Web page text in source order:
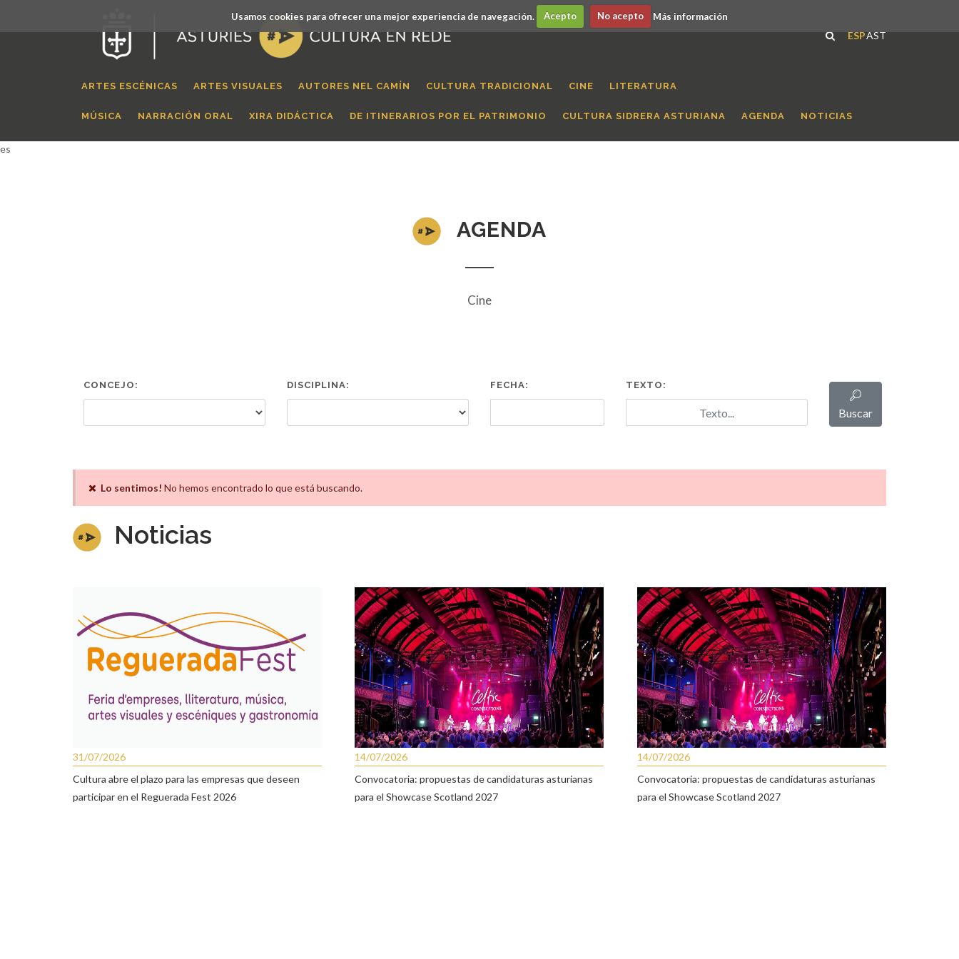
Usamos cookies para ofrecer una mejor experiencia de navegación. Acepto No acepto Más información
ESPAST
ARTES ESCÉNICAS ARTES VISUALES AUTORES NEL CAMÍN CULTURA TRADICIONAL CINE LITERATURA
MÚSICA NARRACIÓN ORAL XIRA DIDÁCTICA DE ITINERARIOS POR EL PATRIMONIO CULTURA SIDRERA ASTURIANA AGENDA NOTICIAS
es
AGENDA
Cine
CONCEJO: DISCIPLINA: FECHA: TEXTO:
Buscar
Lo sentimos! No hemos encontrado lo que está buscando.
Noticias
31/07/2026
Cultura abre el plazo para las empresas que deseen
participar en el Reguerada Fest 2026
14/07/2026
Convocatoria: propuestas de candidaturas asturianas
para el Showcase Scotland 2027
14/07/2026
Convocatoria: propuestas de candidaturas asturianas
para el Showcase Scotland 2027